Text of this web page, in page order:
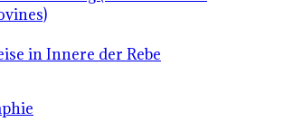
in Innere der Rebe